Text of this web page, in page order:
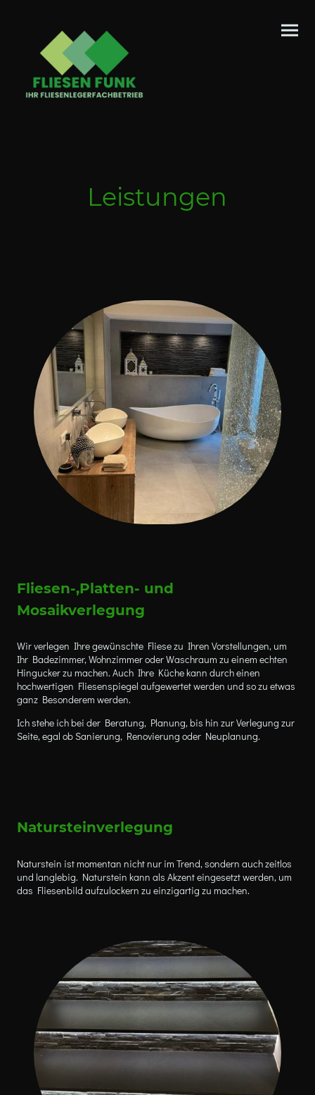
Leistungen
Fliesen-,Platten- und
Mosaikverlegung
Wir verlegen Ihre gewünschte Fliese zu Ihren Vorstellungen, um
Ihr Badezimmer, Wohnzimmer oder Waschraum zu einem echten
Hingucker zu machen. Auch Ihre Küche kann durch einen
hochwertigen Fliesenspiegel aufgewertet werden und so zu etwas
ganz Besonderem werden.
Ich stehe ich bei der Beratung, Planung, bis hin zur Verlegung zur
Seite, egal ob Sanierung, Renovierung oder Neuplanung.
Natursteinverlegung
Naturstein ist momentan nicht nur im Trend, sondern auch zeitlos
und langlebig. Naturstein kann als Akzent eingesetzt werden, um
das Fliesenbild aufzulockern zu einzigartig zu machen.